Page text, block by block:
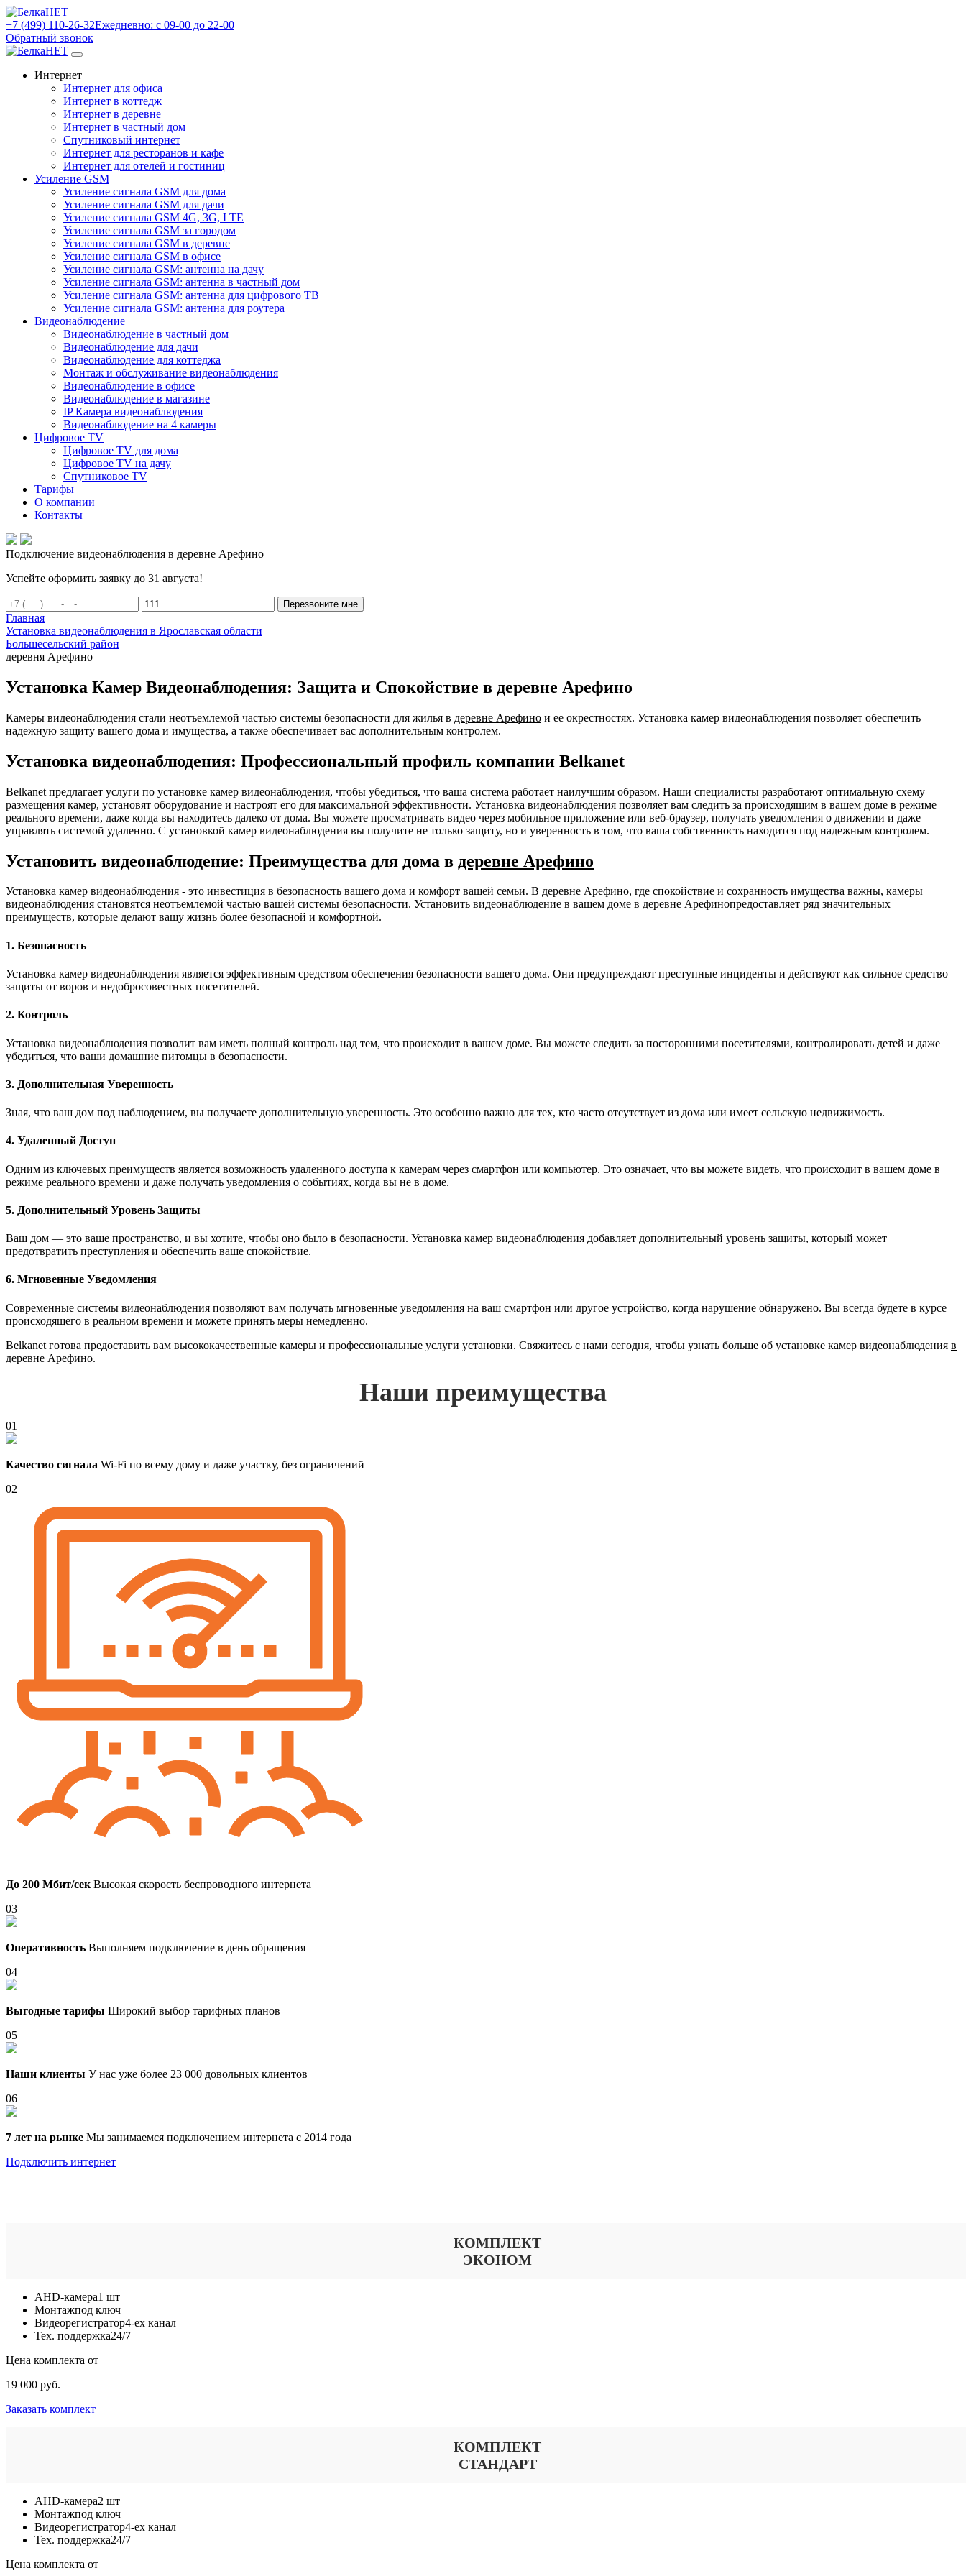
+7 (499) 110-26-32Ежедневно: с 09-00 до 22-00
Обратный звонок
Интернет
Интернет для офиса
Интернет в коттедж
Интернет в деревне
Интернет в частный дом
Спутниковый интернет
Интернет для ресторанов и кафе
Интернет для отелей и гостиниц
Усиление GSM
Усиление сигнала GSM для дома
Усиление сигнала GSM для дачи
Усиление сигнала GSM 4G, 3G, LTE
Усиление сигнала GSM за городом
Усиление сигнала GSM в деревне
Усиление сигнала GSM в офисе
Усиление сигнала GSM: антенна на дачу
Усиление сигнала GSM: антенна в частный дом
Усиление сигнала GSM: антенна для цифрового ТВ
Усиление сигнала GSM: антенна для роутера
Видеонаблюдение
Видеонаблюдение в частный дом
Видеонаблюдение для дачи
Видеонаблюдение для коттеджа
Монтаж и обслуживание видеонаблюдения
Видеонаблюдение в офисе
Видеонаблюдение в магазине
IP Камера видеонаблюдения
Видеонаблюдение на 4 камеры
Цифровое TV
Цифровое TV для дома
Цифровое TV на дачу
Спутниковое TV
Тарифы
О компании
Контакты
Подключение видеонаблюдения в деревне Арефино
Успейте оформить заявку до 31 августа!
Перезвоните мне
Главная
Установка видеонаблюдения в Ярославская области
Большесельский район
деревня Арефино
Установка Камер Видеонаблюдения: Защита и Спокойствие в деревне Арефино
Камеры видеонаблюдения стали неотъемлемой частью системы безопасности для жилья в деревне Арефино и ее окрестностях. Установка камер видеонаблюдения позволяет обеспечить
надежную защиту вашего дома и имущества, а также обеспечивает вас дополнительным контролем.
Установка видеонаблюдения: Профессиональный профиль компании Belkanet
Belkanet предлагает услуги по установке камер видеонаблюдения, чтобы убедиться, что ваша система работает наилучшим образом. Наши специалисты разработают оптимальную схему
размещения камер, установят оборудование и настроят его для максимальной эффективности. Установка видеонаблюдения позволяет вам следить за происходящим в вашем доме в режиме
реального времени, даже когда вы находитесь далеко от дома. Вы можете просматривать видео через мобильное приложение или веб-браузер, получать уведомления о движении и даже
управлять системой удаленно. С установкой камер видеонаблюдения вы получите не только защиту, но и уверенность в том, что ваша собственность находится под надежным контролем.
Установить видеонаблюдение: Преимущества для дома в деревне Арефино
Установка камер видеонаблюдения - это инвестиция в безопасность вашего дома и комфорт вашей семьи. В деревне Арефино, где спокойствие и сохранность имущества важны, камеры
видеонаблюдения становятся неотъемлемой частью вашей системы безопасности. Установить видеонаблюдение в вашем доме в деревне Арефинопредоставляет ряд значительных
преимуществ, которые делают вашу жизнь более безопасной и комфортной.
1. Безопасность
Установка камер видеонаблюдения является эффективным средством обеспечения безопасности вашего дома. Они предупреждают преступные инциденты и действуют как сильное средство
защиты от воров и недобросовестных посетителей.
2. Контроль
Установка видеонаблюдения позволит вам иметь полный контроль над тем, что происходит в вашем доме. Вы можете следить за посторонними посетителями, контролировать детей и даже
убедиться, что ваши домашние питомцы в безопасности.
3. Дополнительная Уверенность
Зная, что ваш дом под наблюдением, вы получаете дополнительную уверенность. Это особенно важно для тех, кто часто отсутствует из дома или имеет сельскую недвижимость.
4. Удаленный Доступ
Одним из ключевых преимуществ является возможность удаленного доступа к камерам через смартфон или компьютер. Это означает, что вы можете видеть, что происходит в вашем доме в
режиме реального времени и даже получать уведомления о событиях, когда вы не в доме.
5. Дополнительный Уровень Защиты
Ваш дом — это ваше пространство, и вы хотите, чтобы оно было в безопасности. Установка камер видеонаблюдения добавляет дополнительный уровень защиты, который может
предотвратить преступления и обеспечить ваше спокойствие.
6. Мгновенные Уведомления
Современные системы видеонаблюдения позволяют вам получать мгновенные уведомления на ваш смартфон или другое устройство, когда нарушение обнаружено. Вы всегда будете в курсе
происходящего в реальном времени и можете принять меры немедленно.
Belkanet готова предоставить вам высококачественные камеры и профессиональные услуги установки. Свяжитесь с нами сегодня, чтобы узнать больше об установке камер видеонаблюдения в
деревне Арефино.
Наши преимущества
01
Качество сигнала Wi-Fi по всему дому и даже участку, без ограничений
02
До 200 Мбит/сек Высокая скорость беспроводного интернета
03
Оперативность Выполняем подключение в день обращения
04
Выгодные тарифы Широкий выбор тарифных планов
05
Наши клиенты У нас уже более 23 000 довольных клиентов
06
7 лет на рынке Мы занимаемся подключением интернета с 2014 года
Подключить интернет
КОМПЛЕКТ
ЭКОНОМ
AHD-камера1 шт
Монтажпод ключ
Видеорегистратор4-ех канал
Тех. поддержка24/7
Цена комплекта от
19 000 руб.
Заказать комплект
КОМПЛЕКТ
СТАНДАРТ
AHD-камера2 шт
Монтажпод ключ
Видеорегистратор4-ех канал
Тех. поддержка24/7
Цена комплекта от